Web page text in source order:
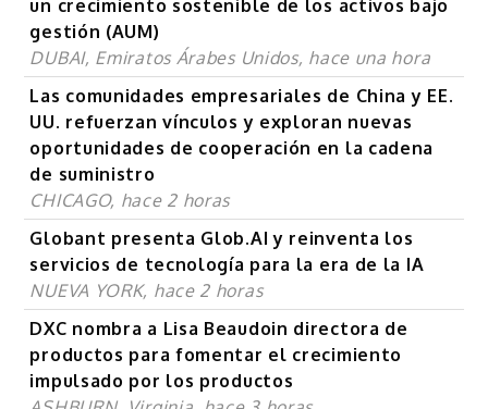
un crecimiento sostenible de los activos bajo
gestión (AUM)
DUBAI, Emiratos Árabes Unidos, hace una hora
Las comunidades empresariales de China y EE.
UU. refuerzan vínculos y exploran nuevas
oportunidades de cooperación en la cadena
de suministro
CHICAGO, hace 2 horas
Globant presenta Glob.AI y reinventa los
servicios de tecnología para la era de la IA
NUEVA YORK, hace 2 horas
DXC nombra a Lisa Beaudoin directora de
productos para fomentar el crecimiento
impulsado por los productos